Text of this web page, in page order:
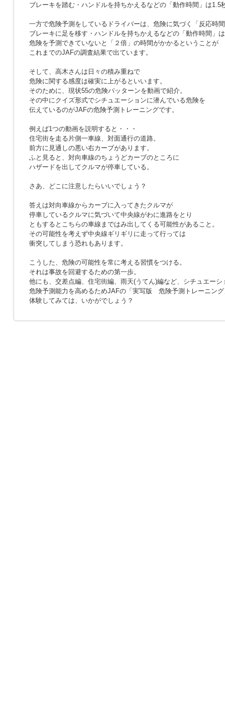
ブレーキを踏む・ハンドルを持ちかえるなどの「動作時間」は1.5
一方で危険予測をしているドライバーは、危険に気づく「反応時
ブレーキに足を移す・ハンドルを持ちかえるなどの「動作時間」
危険を予測できていないと「２倍」の時間がかかるということが
これまでのJAFの調査結果で出ています。
そして、高木さんは日々の積み重ねで
危険に関する感度は確実に上がるといいます。
そのために、現状55の危険パッターンを動画で紹介。
その中にクイズ形式でシチュエーションに潜んでいる危険を
伝えているのがJAFの危険予測トレーニングです。
例えば1つの動画を説明すると・・・
住宅街を走る片側一車線、対面通行の道路。
前方に見通しの悪い右カーブがあります。
ふと見ると、対向車線のちょうどカーブのところに
ハザードを出してクルマが停車している。
さあ、どこに注意したらいいでしょう？
答えは対向車線からカーブに入ってきたクルマが
停車しているクルマに気づいて中央線がわに進路をとり
ともするとこちらの車線まではみ出してくる可能性があること。
その可能性を考えず中央線ギリギリに走って行っては
衝突してしまう恐れもあります。
こうした、危険の可能性を常に考える習慣をつける。
それは事故を回避するための第一歩。
他にも、交差点編、住宅街編、雨天(うてん)編など、シチュエーシ
危険予測能力を高めるためJAFの「実写版 危険予測トレーニング
体験してみては、いかがでしょう？